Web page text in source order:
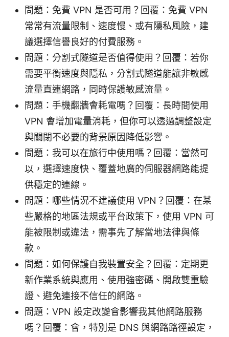
問題：免費 VPN 是否可用？回覆：免費 VPN
常常有流量限制、速度慢、或有隱私風險，建
議選擇信譽良好的付費服務。
問題：分割式隧道是否值得使用？回覆：若你
需要平衡速度與隱私，分割式隧道能讓非敏感
流量直連網路，同時保護敏感流量。
問題：手機翻牆會耗電嗎？回覆：長時間使用
VPN 會增加電量消耗，但你可以透過調整設定
與關閉不必要的背景原因降低影響。
問題：我可以在旅行中使用嗎？回覆：當然可
以，選擇速度快、覆蓋地廣的伺服器網路能提
供穩定的連線。
問題：哪些情況不建議使用 VPN？回覆：在某
些嚴格的地區法規或平台政策下，使用 VPN 可
能被限制或違法，需事先了解當地法律與條
款。
問題：如何保護自我裝置安全？回覆：定期更
新作業系統與應用、使用強密碼、開啟雙重驗
證、避免連接不信任的網路。
問題：VPN 設定改變會影響我其他網路服務
嗎？回覆：會，特別是 DNS 與網路路徑設定，